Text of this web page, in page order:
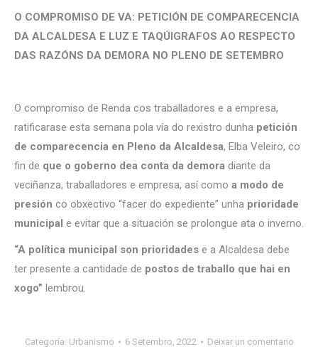
O COMPROMISO DE VA: PETICIÓN DE COMPARECENCIA
DA ALCALDESA E LUZ E TAQÚIGRAFOS AO RESPECTO
DAS RAZÓNS DA DEMORA NO PLENO DE SETEMBRO
O compromiso de Renda cos traballadores e a empresa,
ratificarase esta semana pola vía do rexistro dunha petición
de comparecencia en Pleno da Alcaldesa, Elba Veleiro, co
fin de que o goberno dea conta da demora diante da
veciñanza, traballadores e empresa, así como a modo de
presión co obxectivo “facer do expediente” unha prioridade
municipal e evitar que a situación se prolongue ata o inverno.
“A política municipal son prioridades e a Alcaldesa debe
ter presente a cantidade de postos de traballo que hai en
xogo” lembrou.
Categoría: Urbanismo 6 Setembro, 2022 Deixar un comentario